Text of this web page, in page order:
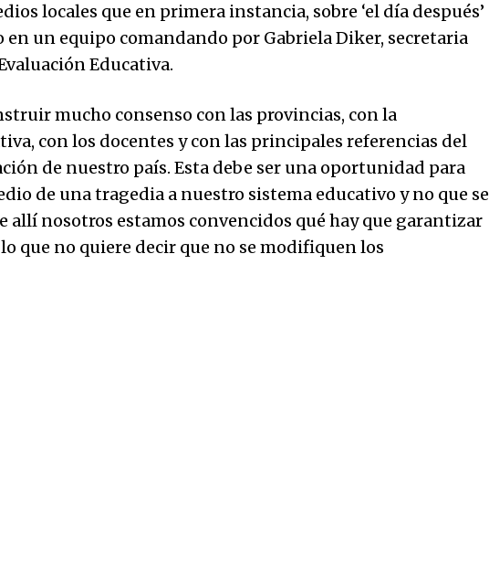
locales que en primera instancia, sobre ‘el día después’
un equipo comandando por Gabriela Diker, secretaria
Educativa.
mucho consenso con las provincias, con la
con los docentes y con las principales referencias del
de nuestro país. Esta debe ser una oportunidad para
de una tragedia a nuestro sistema educativo y no que se
allí nosotros estamos convencidos qué hay que garantizar
que no quiere decir que no se modifiquen los